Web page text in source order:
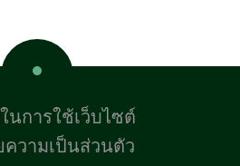
นการใช้เว็บไซต์
วามเป็นส่วนตัว